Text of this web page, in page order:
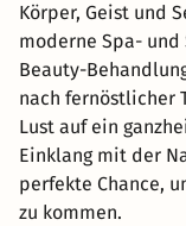
Körper, Geist und
moderne Spa-
Beauty-
nach fernöstlicher
Lust auf ein
Einklang mit der
perfekte Chance,
zu kommen.